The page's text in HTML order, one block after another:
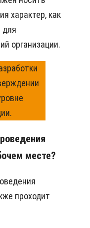
характер, как
для
организации.
месте?
проходит